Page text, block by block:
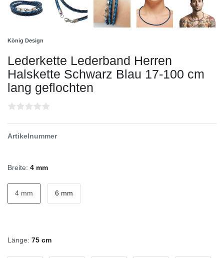
König Design
Lederkette Lederband Herren
Halskette Schwarz Blau 17-100 cm
lang geflochten
Artikelnummer
Breite: 4 mm
4 mm 6 mm
Länge: 75 cm